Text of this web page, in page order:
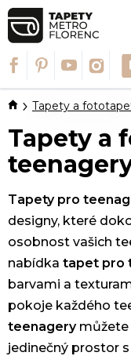
Přejít
na
obsah
DomůTapety a
Tapety a
Tapety pro
designy, které
osobnost vašich
nabídka tapet pro
barvami a
pokoje každého
teenagerymůžete
jedinečný prostor